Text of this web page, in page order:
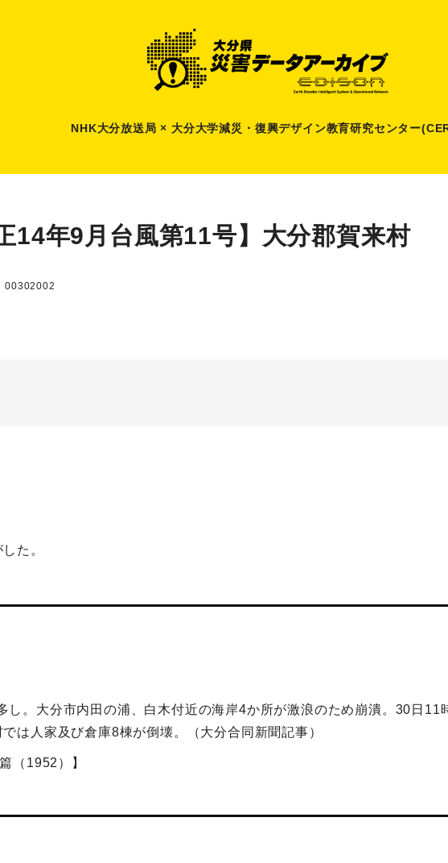
NHK大分放送局 × 大分大学減災 ・ 復興デザイン教育研究センター
14年9月台風第11号】大分郡賀来村
00302002
た。
し。大分市内田の浦、白木付近の海岸4か所が激浪のため崩潰。30日
は人家及び倉庫8棟が倒壊。（大分合同新聞記事）
（1952）】